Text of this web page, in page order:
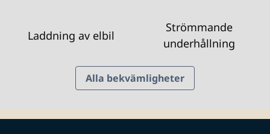
Laddning av elbil
Strömmande
underhållning
Alla bekvämligheter